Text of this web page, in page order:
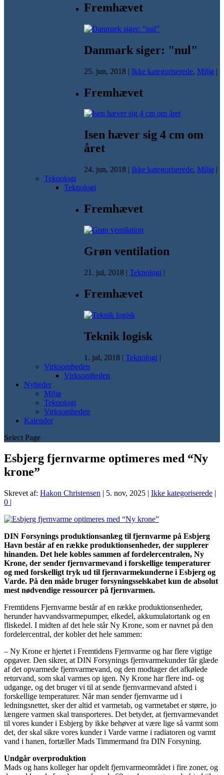
Fremhævet
Danmark siger: "nul"
25. jun, 2018 | Ikke kategoriserede, Miljø |
Fremhævet
Isen hæver sig 4 cm om
året
24. jun, 2018 | Ikke kategoriserede, Miljø |
Teknologi
Teknologi
Fremhævet
Grøn ventilation
21. jul, 2018 | Teknologi |
Fremhævet
Teknik logisk
1. jul, 2018 | Teknologi |
Virksomheden
Virksomheden
Nyheder
Miljø
Teknologi
Virksomheden
Kalender
Select Page
Esbjerg fjernvarme optimeres med “Ny
krone”
Skrevet af: Hakon Christensen | 5. nov, 2025 | Ikke kategoriserede |
0 |
DIN Forsynings produktionsanlæg til fjernvarme på Esbjerg
Havn består af en række produktionsenheder, der supplerer
hinanden. Det hele kobles sammen af fordelercentralen, Ny
Krone, der sender fjernvarmevand i forskellige temperaturer
og med forskelligt tryk ud til fjernvarmekunderne i Esbjerg og
Varde. På den måde bruger forsyningsselskabet kun de absolut
mest nødvendige ressourcer på fjernvarmen.
Fremtidens Fjernvarme består af en række produktionsenheder,
herunder havvandsvarmepumper, elkedel, akkumulatortank og en
fliskedel. I midten af det hele står Ny Krone, som er navnet på den
fordelercentral, der kobler det hele sammen:
– Ny Krone er hjertet i Fremtidens Fjernvarme og har flere vigtige
opgaver. Den sikrer, at DIN Forsynings fjernvarmekunder får glæde
af det opvarmede fjernvarmevand, og den modtager det afkølede
returvand, som skal varmes op igen. Ny Krone har flere ind- og
udgange, og det bruger vi til at sende fjernvarmevand afsted i
forskellige temperaturer. Når man sender fjernvarme ud i
ledningsnettet, sker der altid et varmetab, og varmetabet er større, jo
længere varmen skal transporteres. Det betyder, at fjernvarmevandet
til vores kunder i Esbjerg by ikke behøver at være lige så varmt som
det, der skal sikre vores kunder i Varde varme i radiatoren og varmt
vand i hanen, fortæller Mads Timmermand fra DIN Forsyning.
Undgår overproduktion
Mads og hans kolleger har opdelt fjernvarmeområdet i fire zoner, og